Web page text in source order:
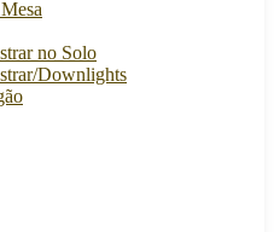
no Solo
Downlights